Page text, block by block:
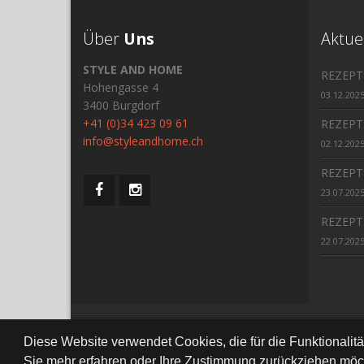
Diese Website verwendet Cookies, die für die
Sie mehr erfahren oder Ihre Zustimmung zurückziehen
Über Uns
STYLE AND HOME
Hohengasse 4
3400 Burgdorf
+41 (0)34 423 09 61
info@styleandhome.ch
REZEPT
03.12.2025
REZEPT
02.12.2025
REZEPT
23.07.2025
REZEPT
22.07.2025
All Right